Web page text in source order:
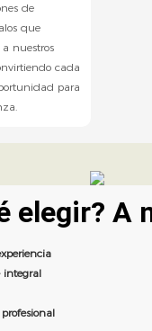
de
que
nuestros
cada
para
elegir? A
integral